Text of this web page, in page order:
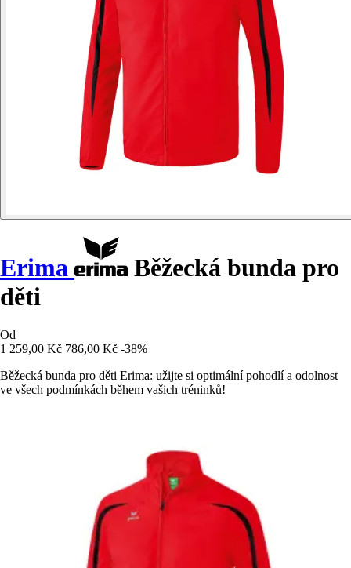
Erima
Běžecká bunda pro
děti
Od
1 259,00 Kč 786,00 Kč -38%
Běžecká bunda pro děti Erima: užijte si optimální pohodlí a odolnost
ve všech podmínkách během vašich tréninků!